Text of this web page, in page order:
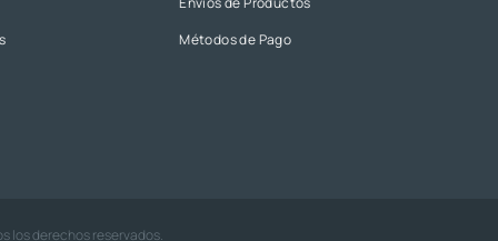
Métodos de Pago
los derechos reservados.